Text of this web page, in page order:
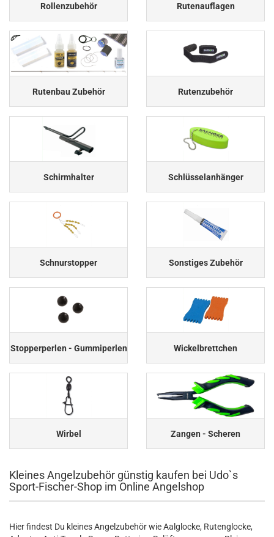
Rollenzubehör Rutenauflagen
Rutenbau Zubehör Rutenzubehör
Schirmhalter Schlüsselanhänger
Schnurstopper Sonstiges Zubehör
Stopperperlen - Gummiperlen Wickelbrettchen
Wirbel Zangen - Scheren
Kleines Angelzubehör günstig kaufen bei Udo`s
Sport-Fischer-Shop im Online Angelshop
Hier findest Du kleines Angelzubehör wie Aalglocke, Rutenglocke,